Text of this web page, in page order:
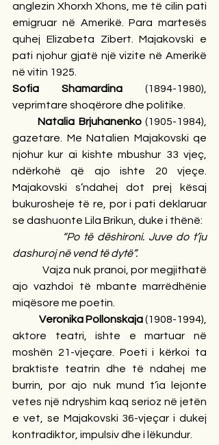
anglezin Xhorxh Xhons, me të cilin pati
emigruar në Amerikë. Para martesës
quhej Elizabeta Zibert. Majakovski e
pati njohur gjatë një vizite në Amerikë
në vitin 1925.
Sofia Shamardina (1894-1980),
veprimtare shoqërore dhe politike.
Natalia Brjuhanenko (1905-1984),
gazetare. Me Natalien Majakovski qe
njohur kur ai kishte mbushur 33 vjeç,
ndërkohë që ajo ishte 20 vjeçe.
Majakovski s’ndahej dot prej kësaj
bukurosheje të re, por i pati deklaruar
se dashuonte Lila Brikun, duke i thënë:
“Po të dëshironi. Juve do t’ju
dashuroj në vend të dytë”.
Vajza nuk pranoi, por megjithatë
ajo vazhdoi të mbante marrëdhënie
miqësore me poetin.
Veronika Pollonskaja (1908-1994),
aktore teatri, ishte e martuar në
moshën 21-vjeçare. Poeti i kërkoi ta
braktiste teatrin dhe të ndahej me
burrin, por ajo nuk mund t’ia lejonte
vetes një ndryshim kaq serioz në jetën
e vet, se Majakovski 36-vjeçar i dukej
kontradiktor, impulsiv dhe i lëkundur.